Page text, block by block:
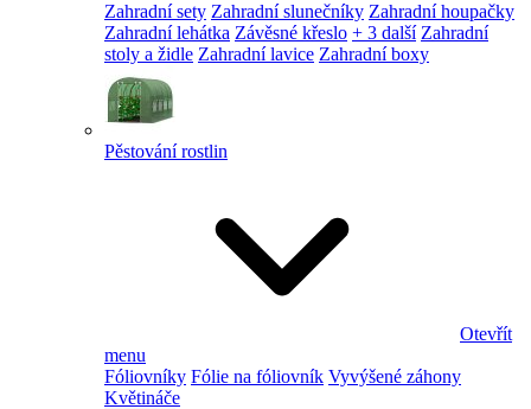
Zahradní sety Zahradní slunečníky Zahradní houpačky
Zahradní lehátka Závěsné křeslo + 3 další Zahradní
stoly a židle Zahradní lavice Zahradní boxy
Pěstování rostlin
Otevřít
menu
Fóliovníky Fólie na fóliovník Vyvýšené záhony
Květináče